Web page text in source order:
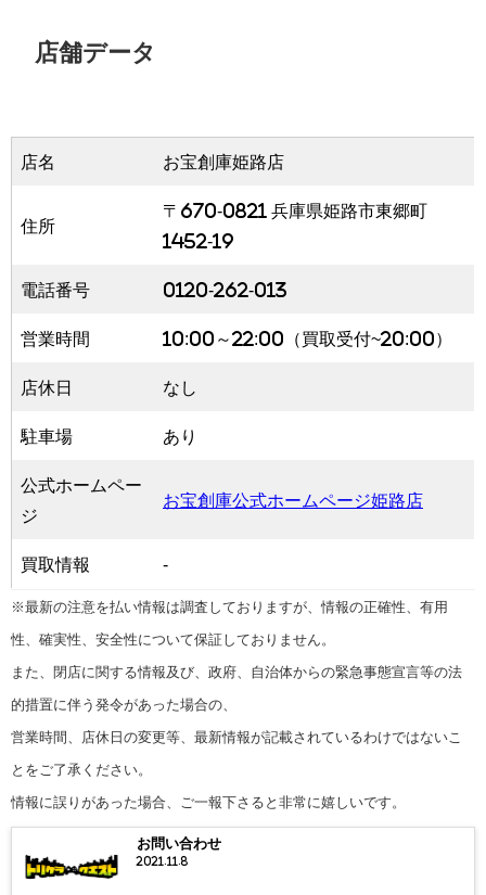
店舗データ
店名 お宝創庫姫路店
住所
〒670-0821 兵庫県姫路市東郷町
1452-19
電話番号 0120-262-013
営業時間 10:00～22:00（買取受付~20:00）
店休日 なし
駐車場 あり
公式ホームペー
ジ
お宝創庫公式ホームページ姫路店
買取情報 -
※最新の注意を払い情報は調査しておりますが、情報の正確性、有用
性、確実性、安全性について保証しておりません。
また、閉店に関する情報及び、政府、自治体からの緊急事態宣言等の法
的措置に伴う発令があった場合の、
営業時間、店休日の変更等、最新情報が記載されているわけではないこ
とをご了承ください。
情報に誤りがあった場合、ご一報下さると非常に嬉しいです。
お問い合わせ
2021.11.8